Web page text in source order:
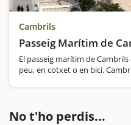
Cambrils
Passeig Marítim de
El passeig marítim de
peu, en cotxet o en bici.
No t'ho perdis...